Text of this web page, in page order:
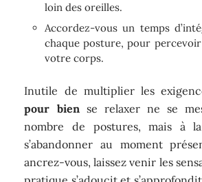
loin des oreilles.
Accordez-vous un temps
chaque posture, pour
votre corps.
Inutile de multiplier les
pour biense relaxer ne se
nombre de postures, mais à
s’abandonner au moment
ancrez-vous, laissez venir les